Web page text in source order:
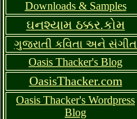
Downloads & Samples
ઘનશ્યામ ઠક્કર.કોમ
ગુજરાતી કવિતા અને સંગીત
Oasis Thacker's Blog
OasisThacker.com
Oasis Thacker's Wordpress
Blog